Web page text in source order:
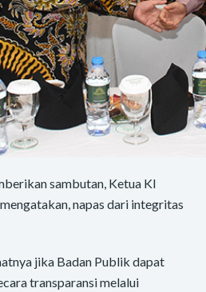
sambutan, Ketua KI
napas dari integritas
jika Badan Publik dapat
transparansi melalui